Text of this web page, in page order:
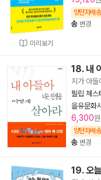
미리보기
양탄자배송
송 변경
18. 내
지가 아들
필립 체스
을유문화
6,300
양탄자배송
송 변경
19. 오